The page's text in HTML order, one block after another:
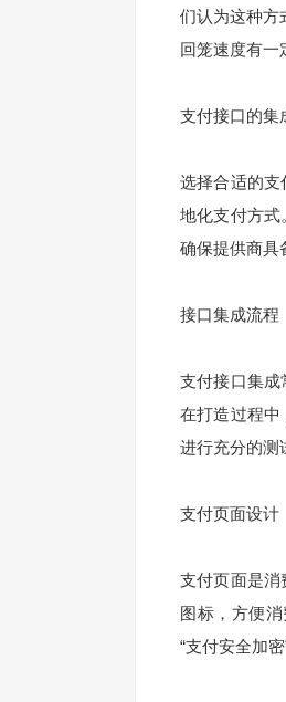
们认为这种方
回笼速度有一
支付接口的集
选择合适的支
地化支付方式
确保提供商具
接口集成流程
支付接口集成
在打造过程中
进行充分的测
支付页面设计
支付页面是消
图标，方便
“支付安全加